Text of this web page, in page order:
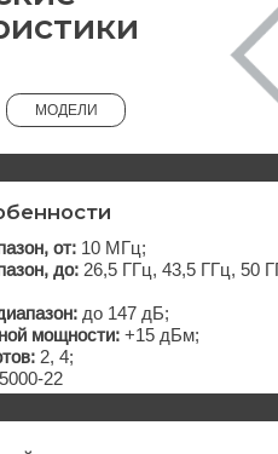
от:10 МГц;
до 147 дБ;
2, 4;
22
режим для повышения
прибора является
работы. Это позволяет
МОДЕЛИ